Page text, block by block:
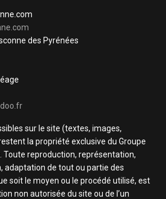
des Pyrénées
sur le site (textes, images,
la propriété exclusive du Groupe
Toute reproduction, représentation,
adaptation de tout ou partie des
soit le moyen ou le procédé utilisé, est
non autorisée du site ou de l’un